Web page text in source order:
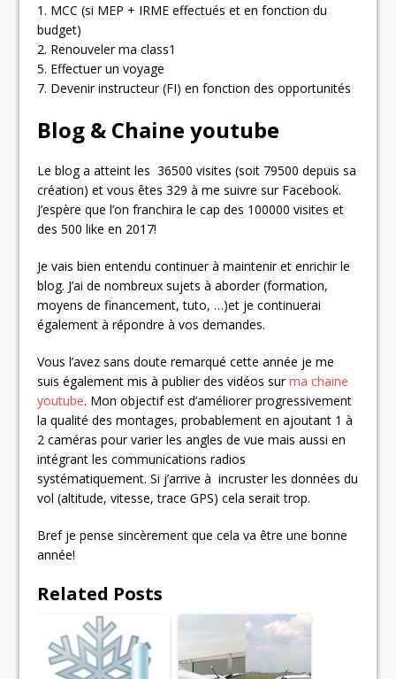
1. MCC (si MEP + IRME effectués et en fonction du
budget)
2. Renouveler ma class1
5. Effectuer un voyage
7. Devenir instructeur (FI) en fonction des opportunités
Blog & Chaine youtube
Le blog a atteint les 36500 visites (soit 79500 depuis sa
création) et vous êtes 329 à me suivre sur Facebook.
J’espère que l’on franchira le cap des 100000 visites et
des 500 like en 2017!
Je vais bien entendu continuer à maintenir et enrichir le
blog. J’ai de nombreux sujets à aborder (formation,
moyens de financement, tuto, …)et je continuerai
également à répondre à vos demandes.
Vous l’avez sans doute remarqué cette année je me
suis également mis à publier des vidéos surma chaine
youtube. Mon objectif est d’améliorer progressivement
la qualité des montages, probablement en ajoutant 1 à
2 caméras pour varier les angles de vue mais aussi en
intégrant les communications radios
systématiquement. Si j’arrive à incruster les données du
vol (altitude, vitesse, trace GPS) cela serait trop.
Bref je pense sincèrement que cela va être une bonne
année!
Related Posts